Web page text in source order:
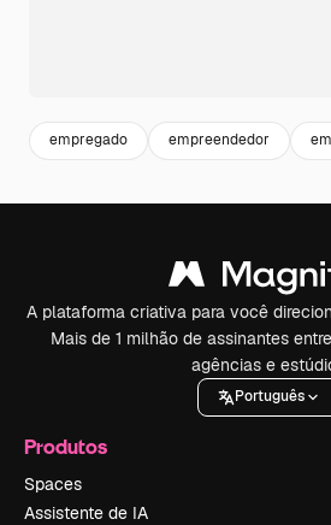
empregado empreendedor
A plataforma criativa para você
Mais de 1 milhão de assinantes
agências e
Português
Produtos
Spaces
Assistente de IA